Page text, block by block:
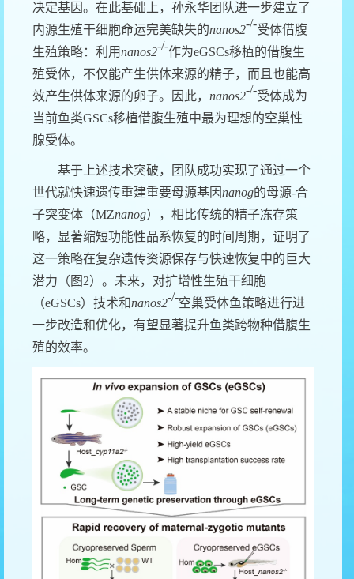
决定基因。在此基础上，孙永华团队进一步建立了
内源生殖干细胞命运完美缺失的nanos2-/-受体借腹
生殖策略：利用nanos2-/-作为eGSCs移植的借腹生
殖受体，不仅能产生供体来源的精子，而且也能高
效产生供体来源的卵子。因此， nanos2-/-受体成为
当前鱼类GSCs移植借腹生殖中最为理想的空巢性
腺受体。
基于上述技术突破，
团队成功实现了通过一个
世代就快速遗传重建重要母源基因nanog的母源-合
子突变体 （MZnanog），相比传统的精子冻存策
略，显著缩短功能性品系恢复的时间周期，证明了
这一策略在复杂遗传资源保存与快速恢复中的 巨大
潜力 （图 2） 。 未来，对扩增性生殖干细胞
（eGSCs）技术和nanos2-/-空巢受体鱼策略进行进
一步改造和优化，有望显著提升鱼类跨物种借腹生
殖的效率。